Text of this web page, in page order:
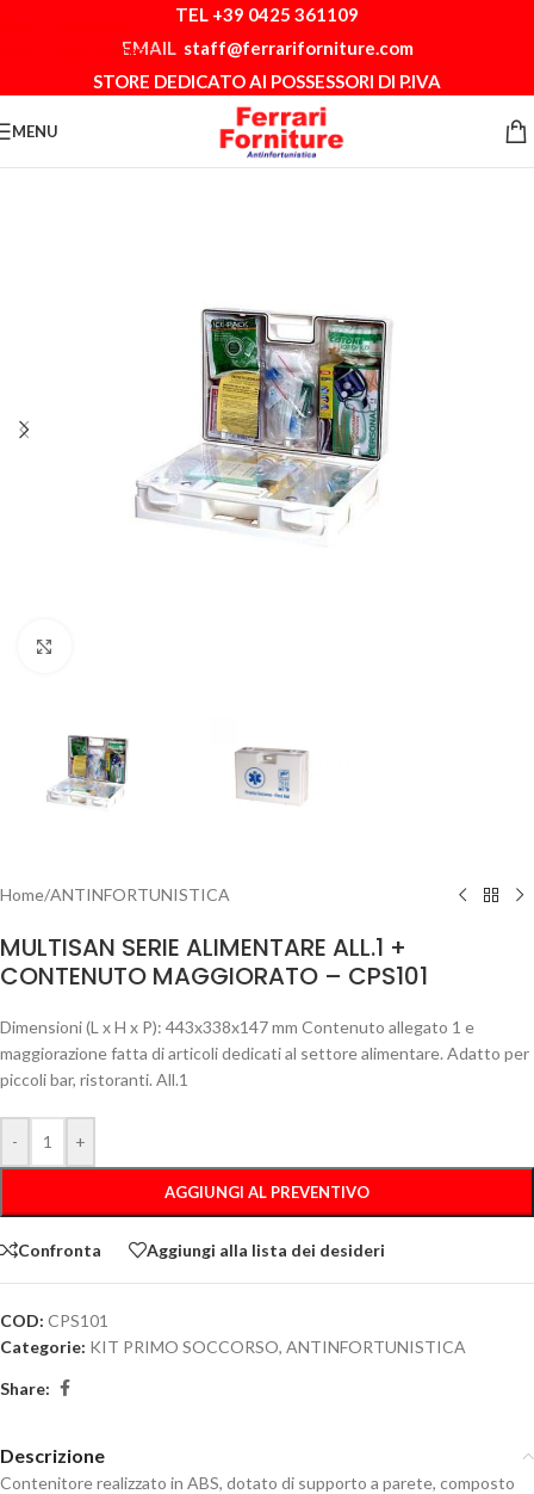
Skip to main content
TEL +39 0425 361109
EMAIL staff@ferrariforniture.com
STORE DEDICATO AI POSSESSORI DI P.IVA
MENU
Home/ANTINFORTUNISTICA
MULTISAN SERIE ALIMENTARE ALL.1 +
CONTENUTO MAGGIORATO – CPS101
Dimensioni (L x H x P): 443x338x147 mm Contenuto allegato 1 e
maggiorazione fatta di articoli dedicati al settore alimentare. Adatto per
piccoli bar, ristoranti. All.1
- +
AGGIUNGI AL PREVENTIVO
Confronta Aggiungi alla lista dei desideri
COD: CPS101
Categorie: KIT PRIMO SOCCORSO, ANTINFORTUNISTICA
Share:
Descrizione
Contenitore realizzato in ABS, dotato di supporto a parete, composto